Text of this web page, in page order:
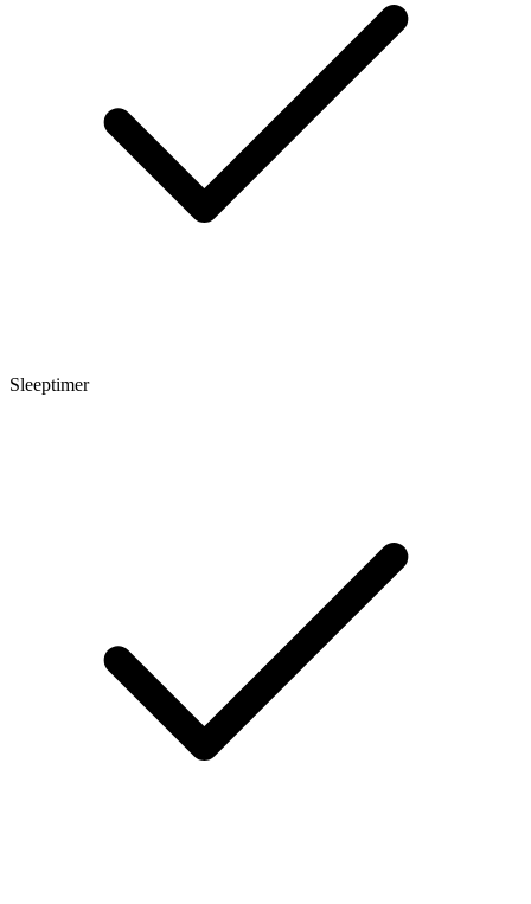
Sleeptimer